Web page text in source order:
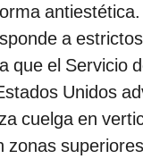
a
que el Servicio
Unidos
cuelga en
zonas